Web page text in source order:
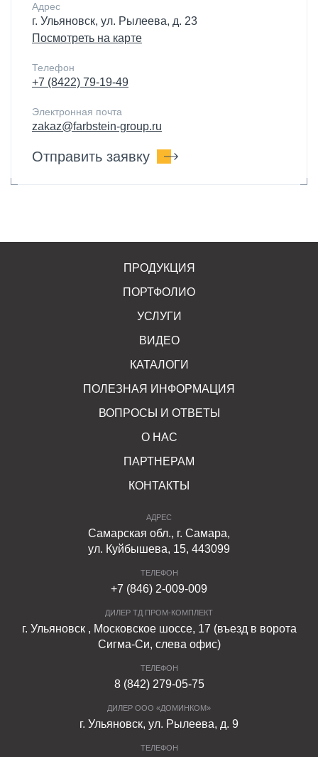
Адрес
г. Ульяновск, ул. Рылеева, д. 23
Посмотреть на карте
Телефон
+7 (8422) 79-19-49
Электронная почта
zakaz@farbstein-group.ru
Отправить заявку
ПРОДУКЦИЯ
ПОРТФОЛИО
УСЛУГИ
ВИДЕО
КАТАЛОГИ
ПОЛЕЗНАЯ ИНФОРМАЦИЯ
ВОПРОСЫ И ОТВЕТЫ
О НАС
ПАРТНЕРАМ
КОНТАКТЫ
АДРЕС
Самарская обл., г. Самара,
ул. Куйбышева, 15, 443099
ТЕЛЕФОН
+7 (846) 2-009-009
ДИЛЕР ТД ПРОМ-КОМПЛЕКТ
г. Ульяновск , Московское шоссе, 17 (въезд в ворота
Сигма-Си, слева офис)
ТЕЛЕФОН
8 (842) 279-05-75
ДИЛЕР ООО «ДОМИНКОМ»
г. Ульяновск, ул. Рылеева, д. 9
ТЕЛЕФОН